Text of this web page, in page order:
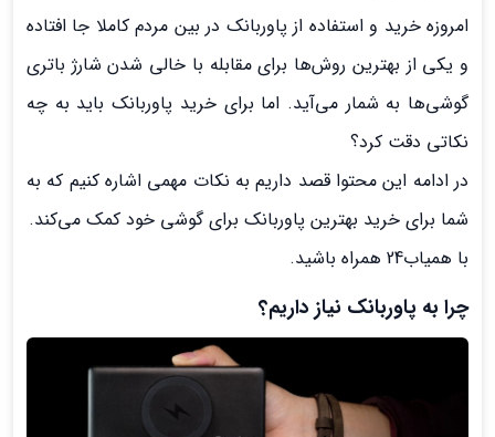
امروزه خرید و استفاده از پاوربانک در بین مردم کاملا جا افتاده
و یکی از بهترین روش‌ها برای مقابله با خالی شدن شارژ باتری
گوشی‌ها به شمار می‌آید. اما برای خرید پاوربانک باید به چه
نکاتی دقت کرد؟
در ادامه این محتوا قصد داریم به نکات مهمی اشاره کنیم که به
شما برای خرید بهترین پاوربانک برای گوشی خود کمک می‌کند.
با همیاب24 همراه باشید.
چرا به پاوربانک نیاز داریم؟